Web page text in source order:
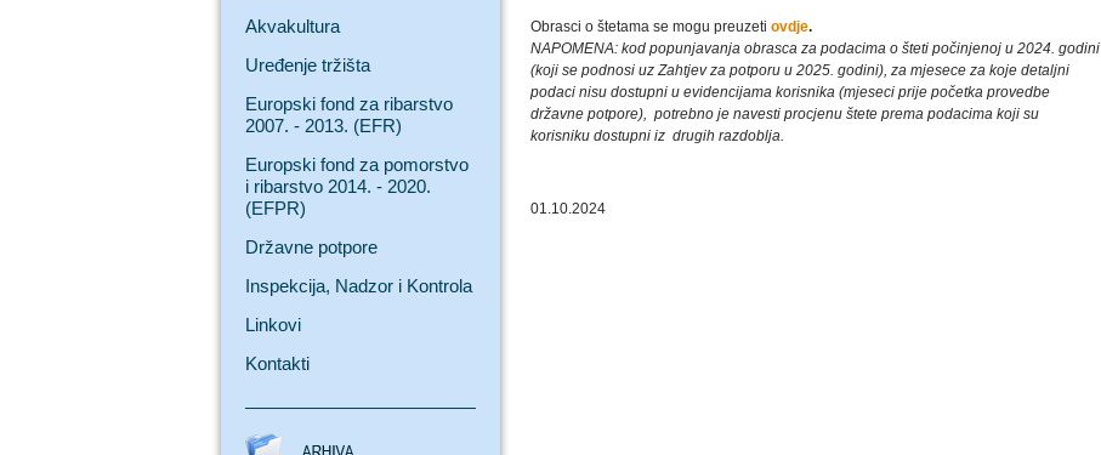
Akvakultura
Uređenje tržišta
Europski fond za ribarstvo
2007. - 2013. (EFR)
Europski fond za pomorstvo
i ribarstvo 2014. - 2020.
(EFPR)
Državne potpore
Inspekcija, Nadzor i Kontrola
Linkovi
Kontakti
Obrasci o štetama se mogu preuzeti ovdje.
NAPOMENA: kod popunjavanja obrasca za podacima o šteti počinjenoj u 2024. godini
(koji se podnosi uz Zahtjev za potporu u 2025. godini), za mjesece za koje detaljni
podaci nisu dostupni u evidencijama korisnika (mjeseci prije početka provedbe
državne potpore), potrebno je navesti procjenu štete prema podacima koji su
korisniku dostupni iz drugih razdoblja.
01.10.2024